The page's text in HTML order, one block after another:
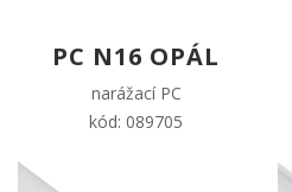
PC N16 OPÁL
narážací PC
kód: 089705